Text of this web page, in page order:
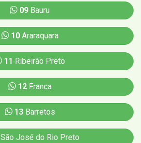
09 Bauru
10Araraquara
11 Ribeirão Preto
12Franca
13Barretos
São José do Rio Preto